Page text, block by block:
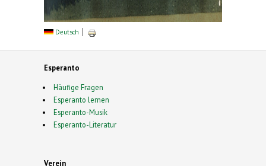
Deutsch
Esperanto
Häufige Fragen
Esperanto lernen
Esperanto-Musik
Esperanto-Literatur
Verein